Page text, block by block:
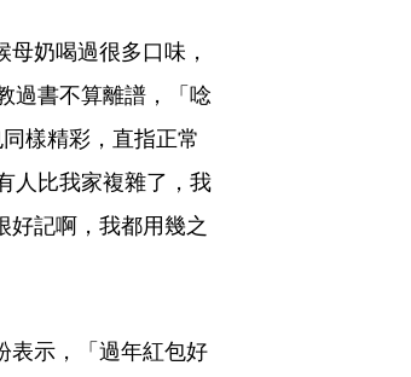
奶喝過很多口味，
過書不算離譜，「唸
樣精彩，直指正常
人比我家複雜了，我
記啊，我都用幾之
表示，「過年紅包好